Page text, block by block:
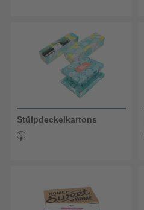
Stülpdeckelkartons